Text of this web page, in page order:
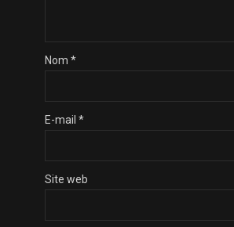
Nom *
E-mail *
Site web